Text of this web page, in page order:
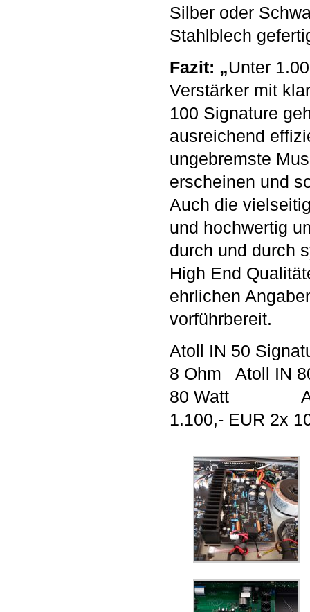
Silber oder
Stahlblech
Fazit: „Unter
Verstärker mit
100 Signature
ausreichend
ungebremste
erscheinen und
Auch die
und hochwertig
durch und durch
High End
ehrlichen
vorführbereit.
Atoll IN 50
8 Ohm Atoll IN
80 Watt Atoll
1.100,- EUR 2x